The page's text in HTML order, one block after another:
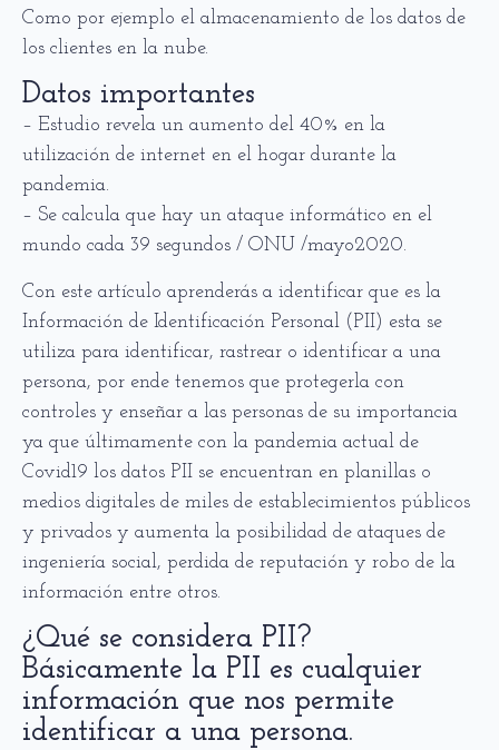
Como por ejemplo el almacenamiento de los datos de
los clientes en la nube.
Datos importantes
– Estudio revela un aumento del 40% en la
utilización de internet en el hogar durante la
pandemia.
– Se calcula que hay un ataque informático en el
mundo cada 39 segundos / ONU /mayo2020.
Con este artículo aprenderás a identificar que es la
Información de Identificación Personal (PII) esta se
utiliza para identificar, rastrear o identificar a una
persona, por ende tenemos que protegerla con
controles y enseñar a las personas de su importancia
ya que últimamente con la pandemia actual de
Covid19 los datos PII se encuentran en planillas o
medios digitales de miles de establecimientos públicos
y privados y aumenta la posibilidad de ataques de
ingeniería social, perdida de reputación y robo de la
información entre otros.
¿Qué se considera PII?
Básicamente la PII es cualquier
información que nos permite
identificar a una persona.